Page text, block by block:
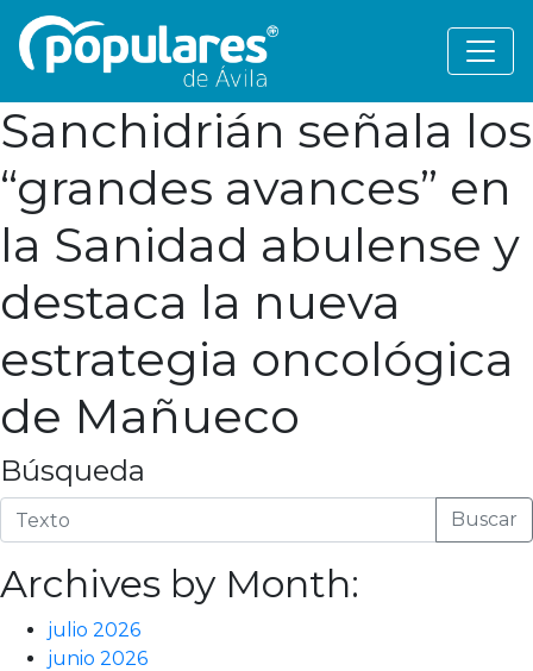
Sanchidrián señala los
“grandes avances” en
la Sanidad abulense y
destaca la nueva
estrategia oncológica
de Mañueco
Búsqueda
Buscar
Archives by Month:
julio 2026
junio 2026